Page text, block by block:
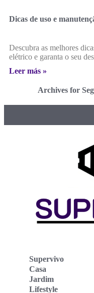
Dicas de uso e
Descubra as melhores
elétrico e garanta o seu
Leer más »
Archives for
Supervivo
Casa
Jardim
Lifestyle